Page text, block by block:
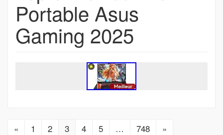
Portable Asus
Gaming 2025
« 1 2 3 4 5 … 748 »